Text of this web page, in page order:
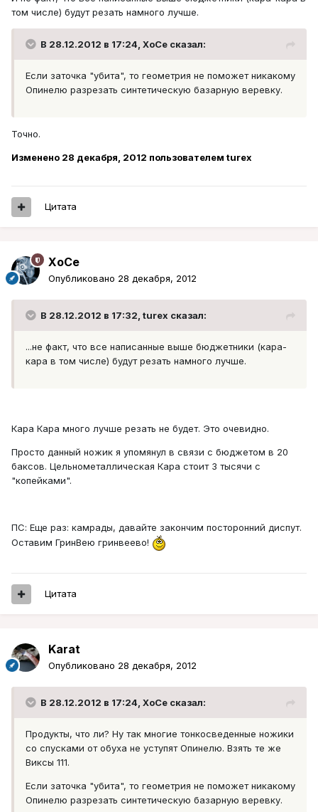
том числе) будут резать намного лучше.
В 28.12.2012 в 17:24, XoCe сказал:
Если заточка "убита", то геометрия не поможет никакому
Опинелю разрезать синтетическую базарную веревку.
Точно.
Изменено 28 декабря, 2012 пользователем turex
Цитата
XoCe
Опубликовано 28 декабря, 2012
В 28.12.2012 в 17:32, turex сказал:
...не факт, что все написанные выше бюджетники (кара-
кара в том числе) будут резать намного лучше.
Кара Кара много лучше резать не будет. Это очевидно.
Просто данный ножик я упомянул в связи с бюджетом в 20
баксов. Цельнометаллическая Кара стоит 3 тысячи с
"копейками".
ПС: Еще раз: камрады, давайте закончим посторонний диспут.
Оставим ГринВею гринвеево!
Цитата
Karat
Опубликовано 28 декабря, 2012
В 28.12.2012 в 17:24, XoCe сказал:
Продукты, что ли? Ну так многие тонкосведенные ножики
со спусками от обуха не уступят Опинелю. Взять те же
Виксы 111.
Если заточка "убита", то геометрия не поможет никакому
Опинелю разрезать синтетическую базарную веревку.